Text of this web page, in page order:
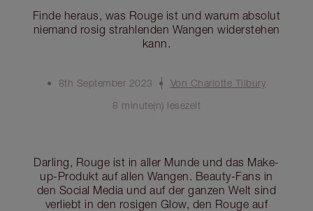
Finde heraus, was Rouge ist und warum absolut
niemand rosig strahlenden Wangen widerstehen
kann.
8th September 2023
Von Charlotte Tilbury
8 minute(n) lesezeit
Darling, Rouge ist in aller Munde und das Make-
up-Produkt auf allen Wangen. Beauty-Fans in
den Social Media und auf der ganzen Welt sind
verliebt in den rosigen Glow, den Rouge auf